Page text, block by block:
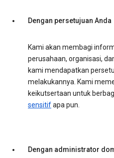
Dengan persetujuan Anda
Kami akan membagi
perusahaan, organisasi,
kami mendapatkan
melakukannya. Kami
keikutsertaan untuk
sensitifapa pun.
Dengan administrator